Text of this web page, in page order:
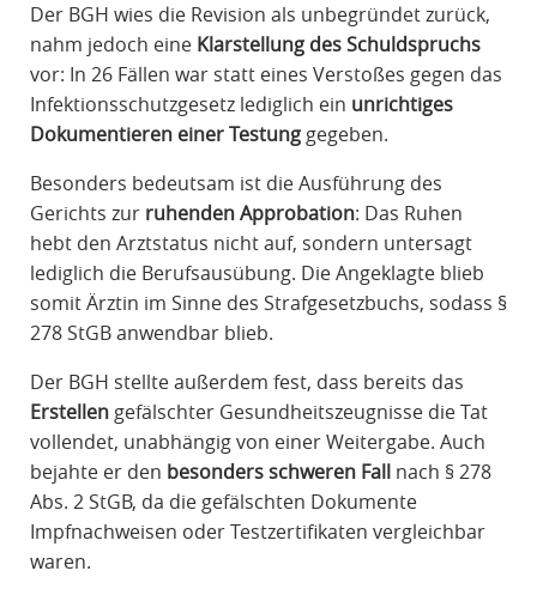
Der BGH wies die Revision als unbegründet zurück,
nahm jedoch eine Klarstellung des Schuldspruchs
vor: In 26 Fällen war statt eines Verstoßes gegen das
Infektionsschutzgesetz lediglich ein unrichtiges
Dokumentieren einer Testunggegeben.
Besonders bedeutsam ist die Ausführung des
Gerichts zur ruhenden Approbation: Das Ruhen
hebt den Arztstatus nicht auf, sondern untersagt
lediglich die Berufsausübung. Die Angeklagte blieb
somit Ärztin im Sinne des Strafgesetzbuchs, sodass §
278 StGB anwendbar blieb.
Der BGH stellte außerdem fest, dass bereits das
Erstellengefälschter Gesundheitszeugnisse die Tat
vollendet, unabhängig von einer Weitergabe. Auch
bejahte er den besonders schweren Fallnach § 278
Abs. 2 StGB, da die gefälschten Dokumente
Impfnachweisen oder Testzertifikaten vergleichbar
waren.